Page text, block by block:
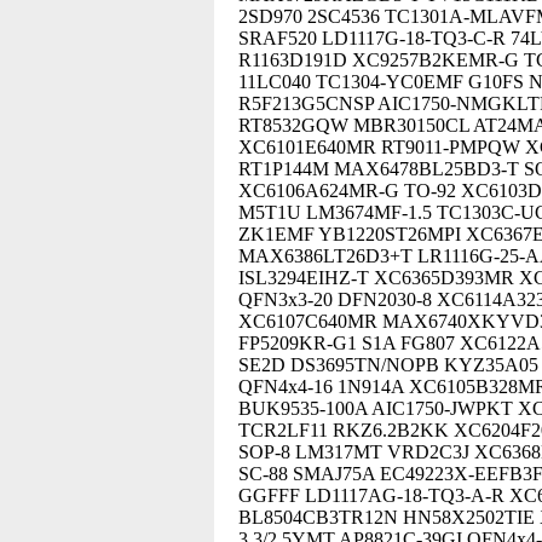
2SD970 2SC4536 TC1301A-
SRAF520 LD1117G-18-TQ3-C-R
R1163D191D XC9257B2KEMR-G
11LC040 TC1304-YC0EMF G10FS
R5F213G5CNSP AIC1750-
RT8532GQW MBR30150CL
XC6101E640MR RT9011-PMPQW
RT1P144M MAX6478BL25BD3-T
XC6106A624MR-G TO-92
M5T1U LM3674MF-1.5 TC1303C-
ZK1EMF YB1220ST26MPI
MAX6386LT26D3+T LR1116G-25-
ISL3294EIHZ-T XC6365D393MR
QFN3x3-20 DFN2030-8
XC6107C640MR
FP5209KR-G1 S1A FG807
SE2D DS3695TN/NOPB
QFN4x4-16 1N914A
BUK9535-100A AIC1750-JWPKT
TCR2LF11 RKZ6.2B2KK
SOP-8 LM317MT VRD2C3J
SC-88 SMAJ75A EC49223X-
GGFFF LD1117AG-18-TQ3-A-R
BL8504CB3TR12N HN58X2502TIE